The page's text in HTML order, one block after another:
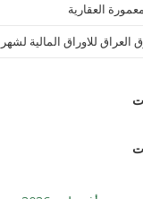
للاوراق المالية لشهر